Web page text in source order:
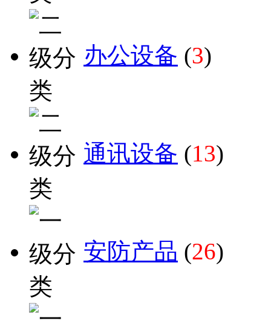
办公设备 (3)
通讯设备 (13)
安防产品 (26)